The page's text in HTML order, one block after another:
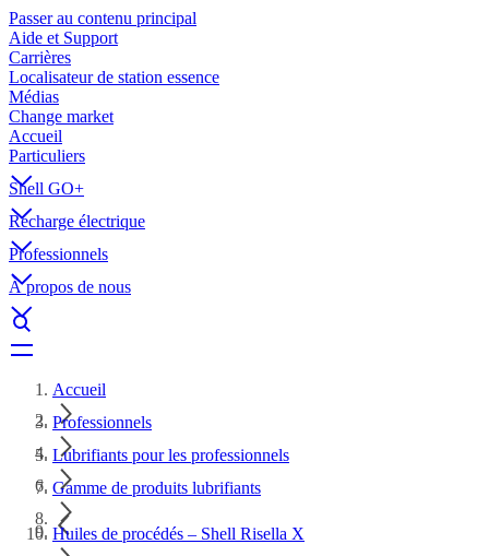
Passer au contenu principal
Aide et Support
Carrières
Localisateur de station essence
Médias
Change market
Accueil
Particuliers
Shell GO+
Recharge électrique
Professionnels
À propos de nous
Accueil
Professionnels
Lubrifiants pour les professionnels
Gamme de produits lubrifiants
Huiles de procédés – Shell Risella X